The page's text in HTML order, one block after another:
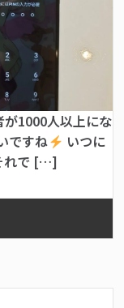
1000人以上にな
ですね
いつに
れで […]